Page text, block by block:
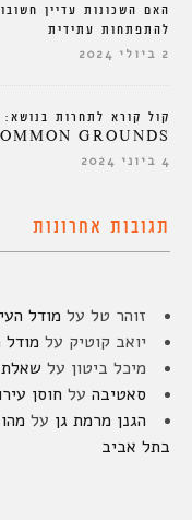
האם השכונות עדיין
להתפתחות עתידית
2 ביולי 2024
קול קורא לתחרות
GROUNDS
4 ביוני 2024
תגובות אחרונות
זוהר טל על מודל
יואב קוטיק על מודל
מיכל ביטון על שאלת
סאטיבה על חוסן
הגנן מרמת גן על
בתל אביב